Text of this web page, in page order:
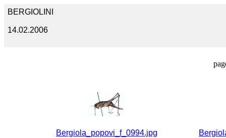
BERGIOLINI
14.02.2006
Bergiola_popovi_f_0994.jpg